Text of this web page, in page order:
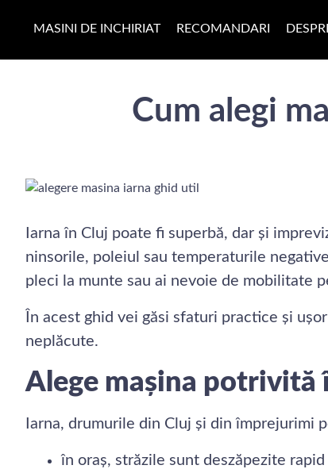
MASINI DE INCHIRIAT RECOMANDARI
Cum alegi
Iarna în Cluj poate fi superbă, dar și
ninsorile, poleiul sau temperaturile
pleci la munte sau ai nevoie de mobilitate
În acest ghid vei găsi sfaturi practice și
neplăcute.
Alege mașina potrivită
Iarna, drumurile din Cluj și din împrejurimi
în oraș, străzile sunt deszăpezite rapid